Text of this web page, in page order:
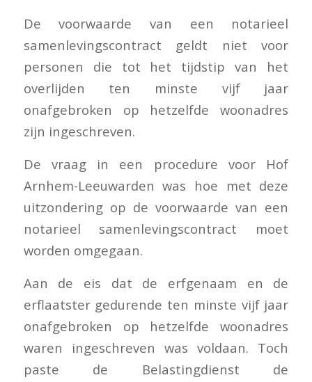
De voorwaarde van een notarieel
samenlevingscontract geldt niet voor
personen die tot het tijdstip van het
overlijden ten minste vijf jaar
onafgebroken op hetzelfde woonadres
zijn ingeschreven.
De vraag in een procedure voor Hof
Arnhem-Leeuwarden was hoe met deze
uitzondering op de voorwaarde van een
notarieel samenlevingscontract moet
worden omgegaan.
Aan de eis dat de erfgenaam en de
erflaatster gedurende ten minste vijf jaar
onafgebroken op hetzelfde woonadres
waren ingeschreven was voldaan. Toch
paste de Belastingdienst de